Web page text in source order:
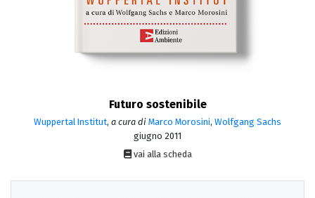
Futuro sostenibile
Wuppertal Institut, a cura di Marco Morosini, Wolfgang Sachs
giugno 2011
vai alla scheda